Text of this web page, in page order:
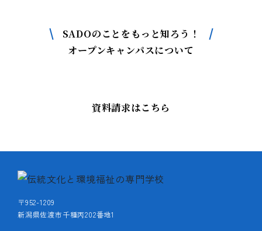
SADOのことをもっと知ろう！
オープンキャンパスについて
資料請求はこちら
〒952-1209
新潟県佐渡市千種丙202番地1